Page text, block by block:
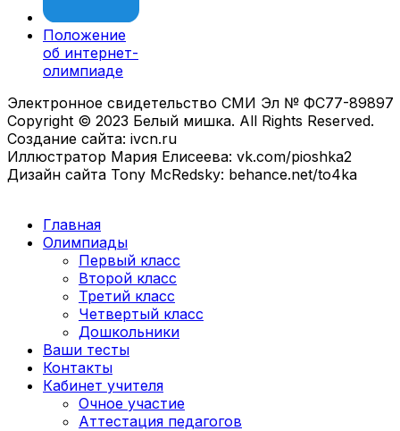
Положение
об интернет-
олимпиаде
Электронное свидетельство СМИ Эл № ФС77-89897
Copyright © 2023 Белый мишка. All Rights Reserved.
Создание сайта: ivcn.ru
Иллюстратор Мария Елисеева: vk.com/pioshka2
Дизайн сайта Tony McRedsky: behance.net/to4ka
Главная
Олимпиады
Первый класс
Второй класс
Третий класс
Четвертый класс
Дошкольники
Ваши тесты
Контакты
Кабинет учителя
Очное участие
Аттестация педагогов